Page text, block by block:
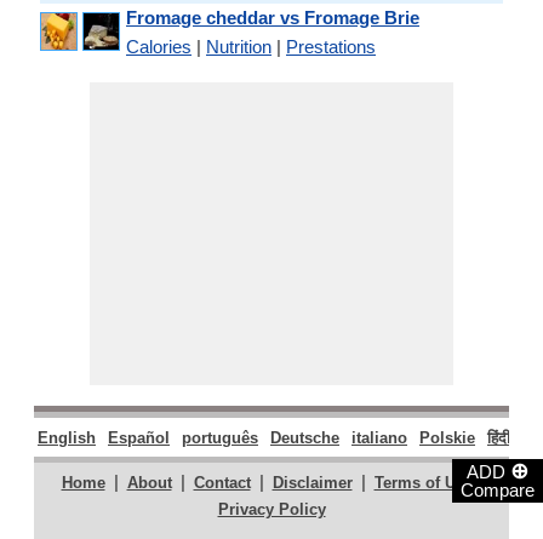
ADD ⊕
Compare
Fromage cheddar vs Fromage Brie
Calories | Nutrition | Prestations
English Español português Deutsche italiano Polskie हिंदी
Home | About | Contact | Disclaimer | Terms of Use |
Privacy Policy